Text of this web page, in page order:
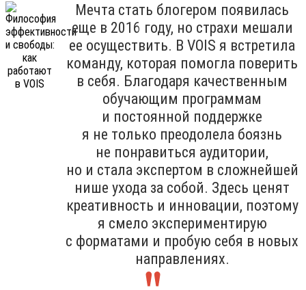
Мечта стать блогером появилась
еще в 2016 году, но страхи мешали
ее осуществить. В VOIS я встретила
команду, которая помогла поверить
в себя. Благодаря качественным
обучающим программам
и постоянной поддержке
я не только преодолела боязнь
не понравиться аудитории,
но и стала экспертом в сложнейшей
нише ухода за собой. Здесь ценят
креативность и инновации, поэтому
я смело экспериментирую
с форматами и пробую себя в новых
направлениях.